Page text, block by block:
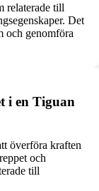
relaterade till
Det
och genomföra
i en Tiguan
överföra kraften
och
till